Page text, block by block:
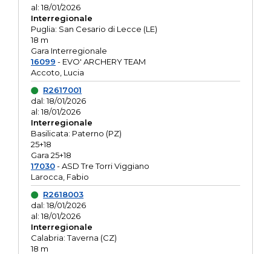
al: 18/01/2026
Interregionale
Puglia: San Cesario di Lecce (LE)
18 m
Gara Interregionale
16099 - EVO' ARCHERY TEAM
Accoto, Lucia
R2617001
dal: 18/01/2026
al: 18/01/2026
Interregionale
Basilicata: Paterno (PZ)
25+18
Gara 25+18
17030- ASD Tre Torri Viggiano
Larocca, Fabio
R2618003
dal: 18/01/2026
al: 18/01/2026
Interregionale
Calabria: Taverna (CZ)
18 m